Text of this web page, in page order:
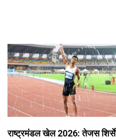
राष्ट्रमंडल खेल 2026: तेजस